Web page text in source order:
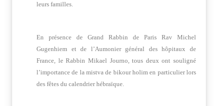
leurs familles.
En présence de Grand Rabbin de Paris Rav Michel
Gugenhiem et de l’Aumonier général des hôpitaux de
France, le Rabbin Mikael Journo, tous deux ont souligné
l’importance de la mistva de bikour holim en particulier lors
des fêtes du calendrier hébraïque.